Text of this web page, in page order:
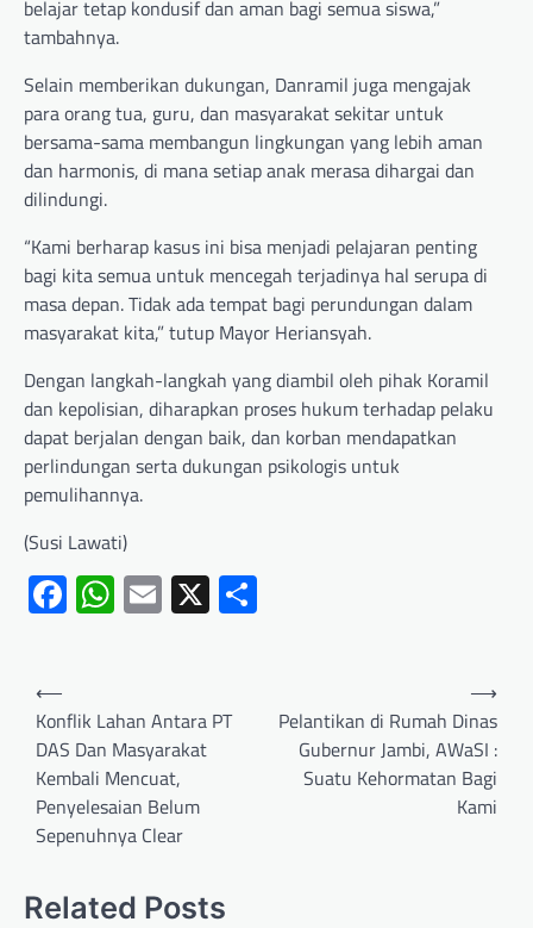
belajar tetap kondusif dan aman bagi semua siswa,”
tambahnya.
Selain memberikan dukungan, Danramil juga mengajak
para orang tua, guru, dan masyarakat sekitar untuk
bersama-sama membangun lingkungan yang lebih aman
dan harmonis, di mana setiap anak merasa dihargai dan
dilindungi.
“Kami berharap kasus ini bisa menjadi pelajaran penting
bagi kita semua untuk mencegah terjadinya hal serupa di
masa depan. Tidak ada tempat bagi perundungan dalam
masyarakat kita,” tutup Mayor Heriansyah.
Dengan langkah-langkah yang diambil oleh pihak Koramil
dan kepolisian, diharapkan proses hukum terhadap pelaku
dapat berjalan dengan baik, dan korban mendapatkan
perlindungan serta dukungan psikologis untuk
pemulihannya.
(Susi Lawati)
Facebook
WhatsApp
Email
X
⟵
Konflik Lahan Antara PT
DAS Dan Masyarakat
Kembali Mencuat,
Penyelesaian Belum
Sepenuhnya Clear
Pelantikan di Rumah Dinas
Gubernur Jambi, AWaSI :
Suatu Kehormatan Bagi
Kami
⟶
Related Posts